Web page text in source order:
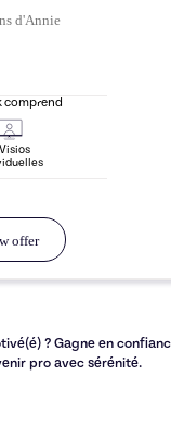
d'Annie
comprend
Visios
s
offer
? Gagne en
pro avec sérénité.